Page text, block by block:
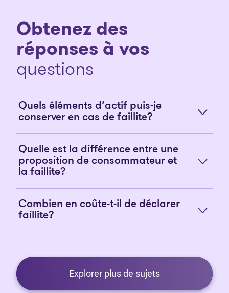
Obtenez des
réponses à vos
questions
Quels éléments d’actif puis-je
conserver en cas de faillite?
Quelle est la différence entre une
proposition de consommateur et
la faillite?
Combien en coûte-t-il de déclarer
faillite?
Explorer plus de sujets